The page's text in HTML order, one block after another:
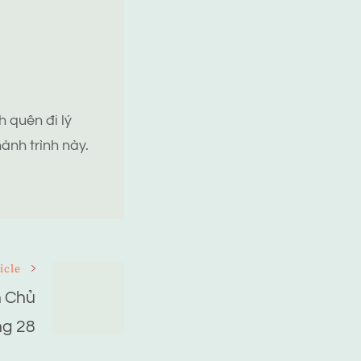
quên đi lý
trình này.
Chủ
28